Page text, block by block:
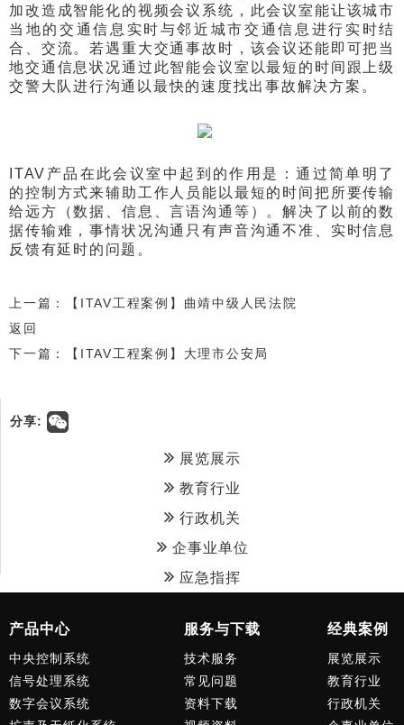
加改造成智能化的视频会议系统，此会议室能让该城市
当地的交通信息实时与邻近城市交通信息进行实时结
合、交流。若遇重大交通事故时，该会议还能即可把当
地交通信息状况通过此智能会议室以最短的时间跟上级
交警大队进行沟通以最快的速度找出事故解决方案。
ITAV产品在此会议室中起到的作用是：通过简单明了
的控制方式来辅助工作人员能以最短的时间把所要传输
给远方（数据、信息、言语沟通等）。解决了以前的数
据传输难，事情状况沟通只有声音沟通不准、实时信息
反馈有延时的问题。
上一篇：【ITAV工程案例】曲靖中级人民法院
返回
下一篇：【ITAV工程案例】大理市公安局
分享:
展览展示
教育行业
行政机关
企事业单位
应急指挥
产品中心
中央控制系统
信号处理系统
数字会议系统
服务与下载
技术服务
常见问题
资料下载
经典案例
展览展示
教育行业
行政机关